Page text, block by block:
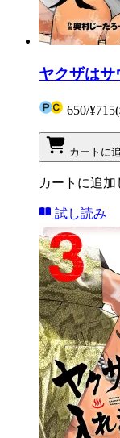
ヤクザはサ
650/¥715
カートに
カートに追加
試し読み